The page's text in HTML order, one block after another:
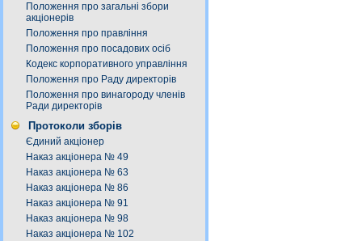
Положення про загальні збори
акціонерів
Положення про правління
Положення про посадових осіб
Кодекс корпоративного управління
Положення про Раду директорів
Положення про винагороду членів
Ради директорів
Протоколи зборів
Єдиний акціонер
Наказ акціонера № 49
Наказ акціонера № 63
Наказ акціонера № 86
Наказ акціонера № 91
Наказ акціонера № 98
Наказ акціонера № 102